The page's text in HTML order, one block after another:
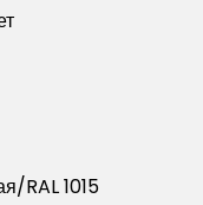
RAL 1015